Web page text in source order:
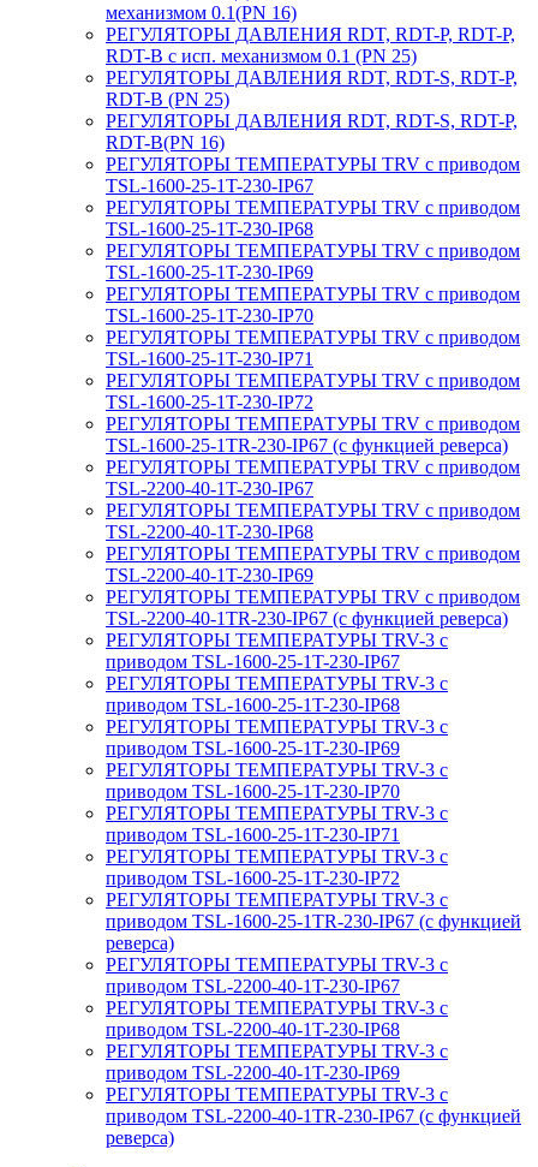
механизмом 0.1(PN 16)
РЕГУЛЯТОРЫ ДАВЛЕНИЯ RDT, RDT-P, RDT-P,
RDT-B с исп. механизмом 0.1 (PN 25)
РЕГУЛЯТОРЫ ДАВЛЕНИЯ RDT, RDT-S, RDT-P,
RDT-B (PN 25)
РЕГУЛЯТОРЫ ДАВЛЕНИЯ RDT, RDT-S, RDT-P,
RDT-B(PN 16)
РЕГУЛЯТОРЫ ТЕМПЕРАТУРЫ TRV с приводом
TSL-1600-25-1T-230-IP67
РЕГУЛЯТОРЫ ТЕМПЕРАТУРЫ TRV с приводом
TSL-1600-25-1T-230-IP68
РЕГУЛЯТОРЫ ТЕМПЕРАТУРЫ TRV с приводом
TSL-1600-25-1T-230-IP69
РЕГУЛЯТОРЫ ТЕМПЕРАТУРЫ TRV с приводом
TSL-1600-25-1T-230-IP70
РЕГУЛЯТОРЫ ТЕМПЕРАТУРЫ TRV с приводом
TSL-1600-25-1T-230-IP71
РЕГУЛЯТОРЫ ТЕМПЕРАТУРЫ TRV с приводом
TSL-1600-25-1T-230-IP72
РЕГУЛЯТОРЫ ТЕМПЕРАТУРЫ TRV с приводом
TSL-1600-25-1TR-230-IP67 (с функцией реверса)
РЕГУЛЯТОРЫ ТЕМПЕРАТУРЫ TRV с приводом
TSL-2200-40-1T-230-IP67
РЕГУЛЯТОРЫ ТЕМПЕРАТУРЫ TRV с приводом
TSL-2200-40-1T-230-IP68
РЕГУЛЯТОРЫ ТЕМПЕРАТУРЫ TRV с приводом
TSL-2200-40-1T-230-IP69
РЕГУЛЯТОРЫ ТЕМПЕРАТУРЫ TRV с приводом
TSL-2200-40-1TR-230-IP67 (с функцией реверса)
РЕГУЛЯТОРЫ ТЕМПЕРАТУРЫ TRV-3 с
приводом TSL-1600-25-1T-230-IP67
РЕГУЛЯТОРЫ ТЕМПЕРАТУРЫ TRV-3 с
приводом TSL-1600-25-1T-230-IP68
РЕГУЛЯТОРЫ ТЕМПЕРАТУРЫ TRV-3 с
приводом TSL-1600-25-1T-230-IP69
РЕГУЛЯТОРЫ ТЕМПЕРАТУРЫ TRV-3 с
приводом TSL-1600-25-1T-230-IP70
РЕГУЛЯТОРЫ ТЕМПЕРАТУРЫ TRV-3 с
приводом TSL-1600-25-1T-230-IP71
РЕГУЛЯТОРЫ ТЕМПЕРАТУРЫ TRV-3 с
приводом TSL-1600-25-1T-230-IP72
РЕГУЛЯТОРЫ ТЕМПЕРАТУРЫ TRV-3 с
приводом TSL-1600-25-1TR-230-IP67 (с функцией
реверса)
РЕГУЛЯТОРЫ ТЕМПЕРАТУРЫ TRV-3 с
приводом TSL-2200-40-1T-230-IP67
РЕГУЛЯТОРЫ ТЕМПЕРАТУРЫ TRV-3 с
приводом TSL-2200-40-1T-230-IP68
РЕГУЛЯТОРЫ ТЕМПЕРАТУРЫ TRV-3 с
приводом TSL-2200-40-1T-230-IP69
РЕГУЛЯТОРЫ ТЕМПЕРАТУРЫ TRV-3 с
приводом TSL-2200-40-1TR-230-IP67 (с функцией
реверса)